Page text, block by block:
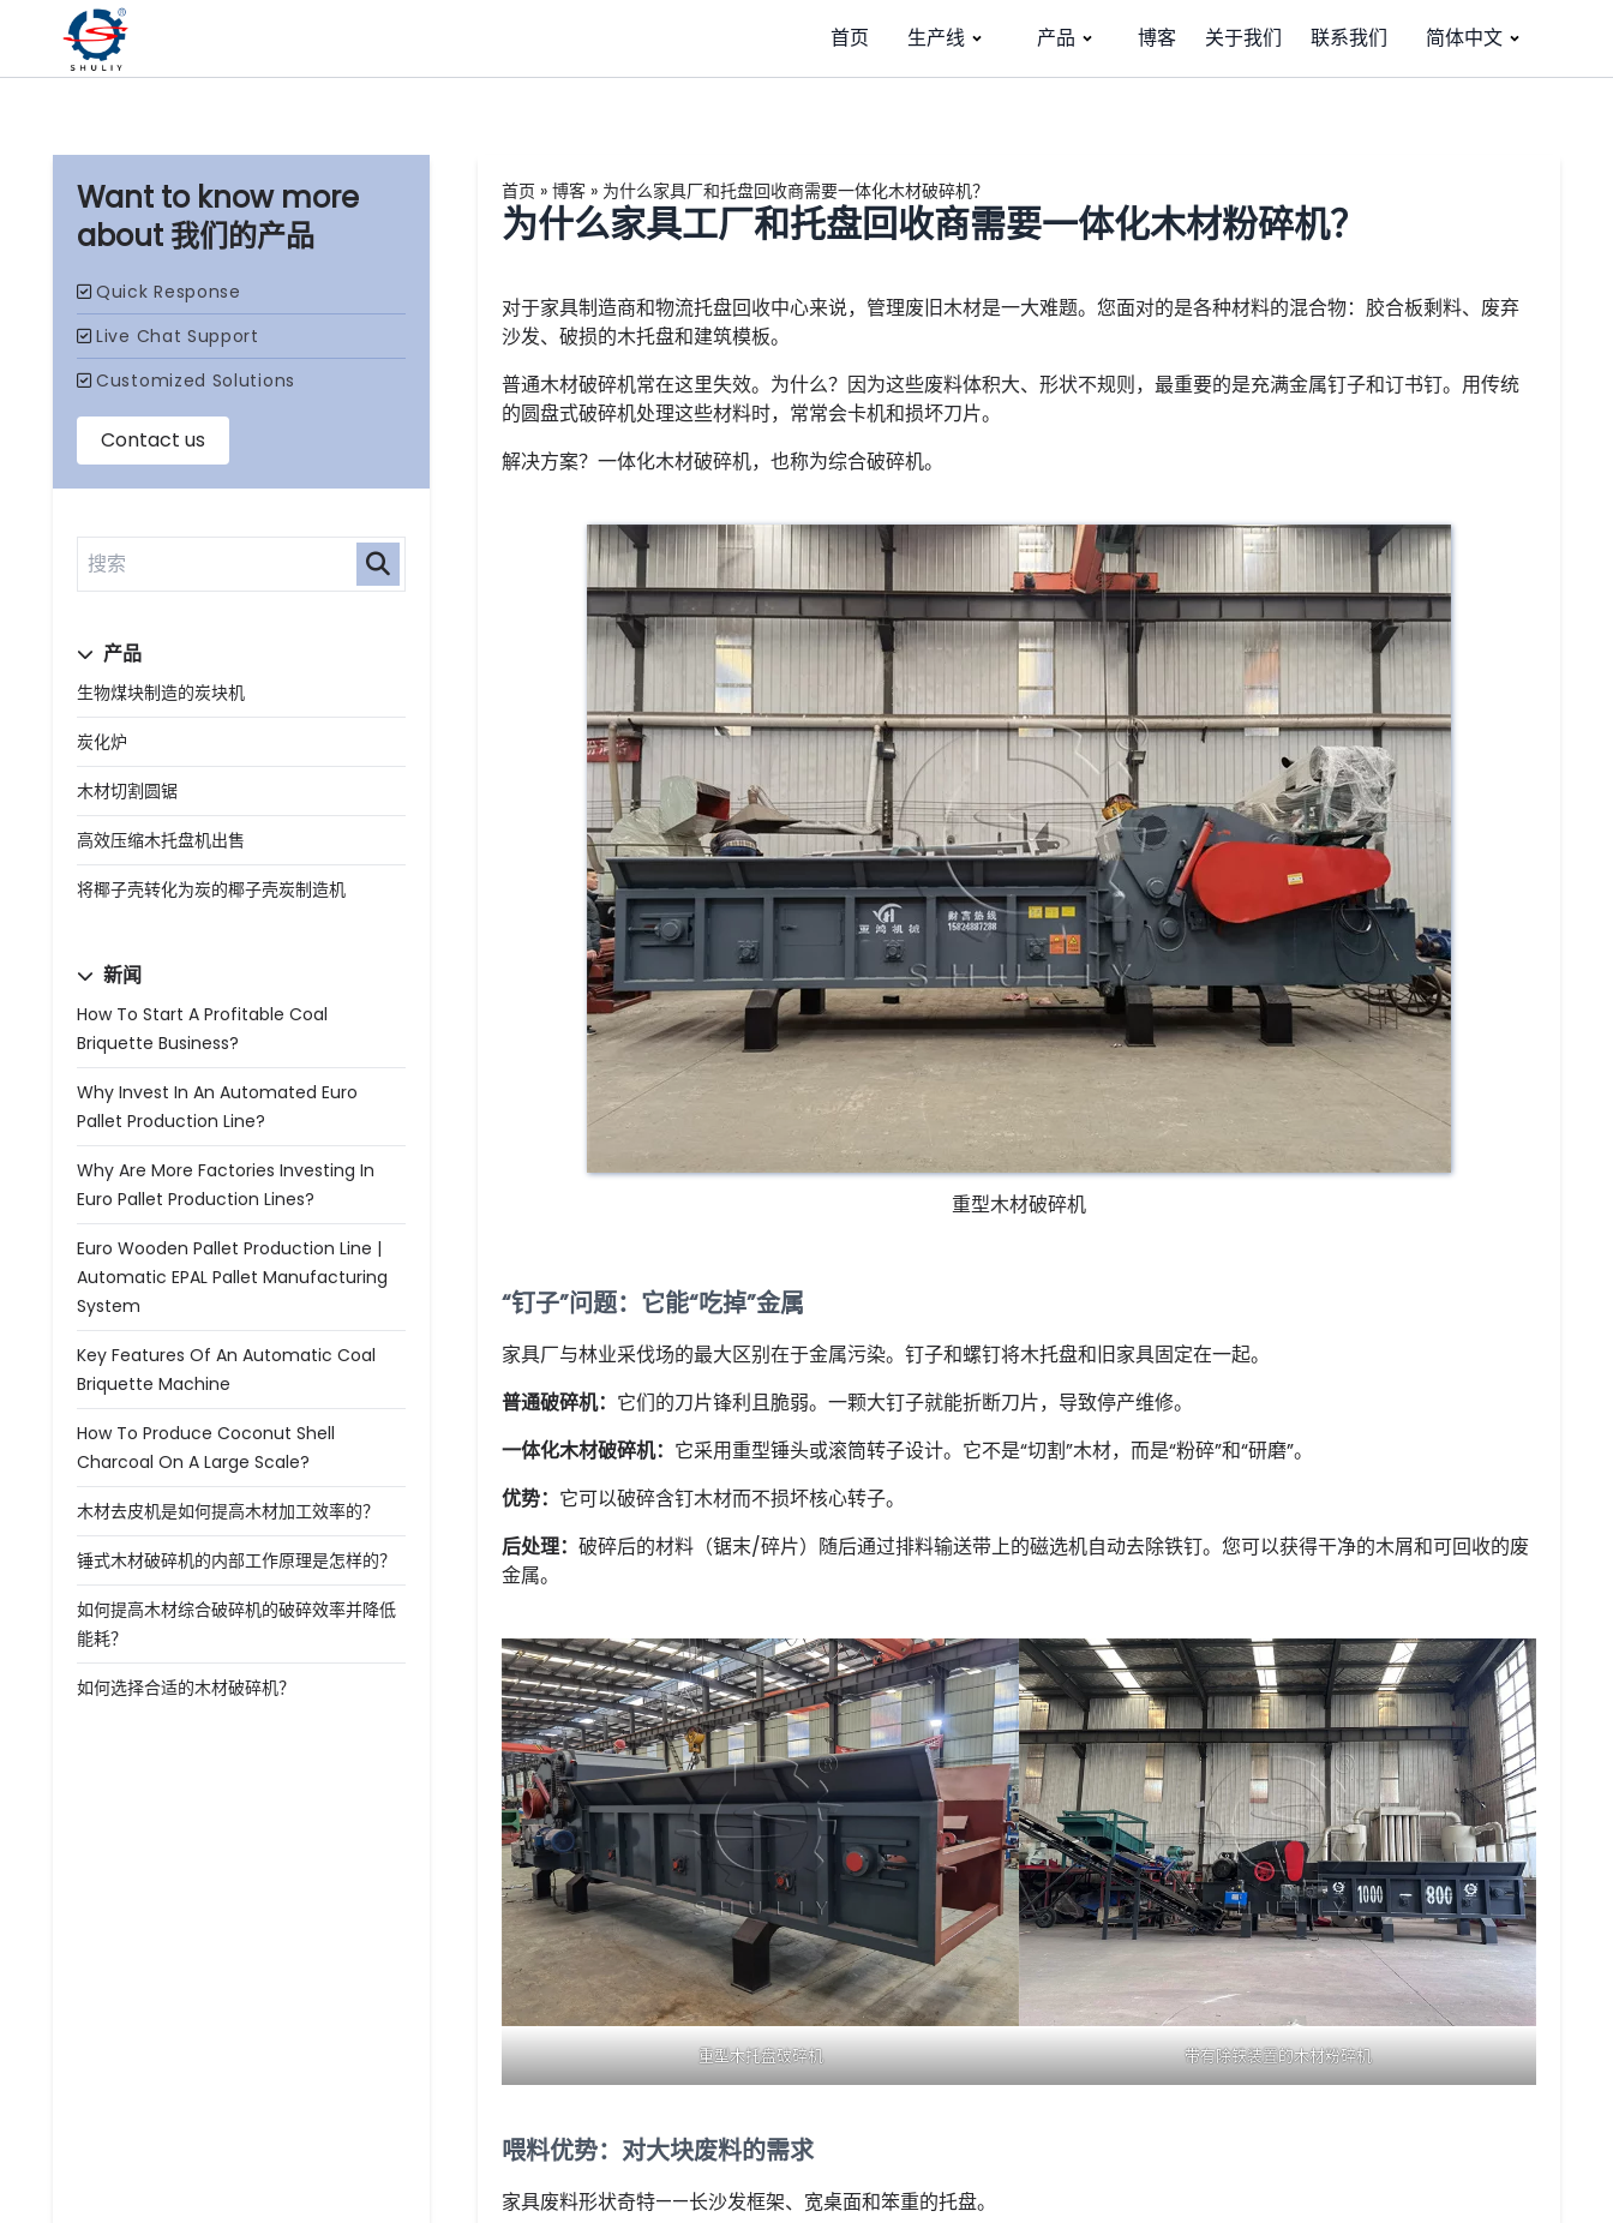
首页 生产线 产品 博客 关于我们 联系我们 简体中文
我们的产品
产品
生物煤块制造的炭块机
炭化炉
木材切割圆锯
高效压缩木托盘机出售
将椰子壳转化为炭的椰子壳炭制造机
新闻
How To Start A Profitable Coal
Briquette Business?
Why Invest In An Automated Euro
Pallet Production Line?
Why Are More Factories Investing In
Euro Pallet Production Lines?
Euro Wooden Pallet Production Line |
Automatic EPAL Pallet Manufacturing
System
Key Features Of An Automatic Coal
Briquette Machine
How To Produce Coconut Shell
Charcoal On A Large Scale?
木材去皮机是如何提高木材加工效率的？
锤式木材破碎机的内部工作原理是怎样的？
如何提高木材综合破碎机的破碎效率并降低
能耗？
如何选择合适的木材破碎机？
首页 » 博客 » 为什么家具厂和托盘回收商需要一体化木材破碎机？
为什么家具工厂和托盘回收商需要一体化木材粉碎机？
对于家具制造商和物流托盘回收中心来说，管理废旧木材是一大难题。您面对的是各种材料的混合物：胶合板剩料、废弃
沙发、破损的木托盘和建筑模板。
普通木材破碎机常在这里失效。为什么？因为这些废料体积大、形状不规则，最重要的是充满金属钉子和订书钉。用传统
的圆盘式破碎机处理这些材料时，常常会卡机和损坏刀片。
解决方案？一体化木材破碎机，也称为综合破碎机。
重型木材破碎机
“钉子”问题：它能“吃掉”金属
家具厂与林业采伐场的最大区别在于金属污染。钉子和螺钉将木托盘和旧家具固定在一起。
普通破碎机： 它们的刀片锋利且脆弱。一颗大钉子就能折断刀片，导致停产维修。
一体化木材破碎机： 它采用重型锤头或滚筒转子设计。它不是“切割”木材，而是“粉碎”和“研磨”。
优势： 它可以破碎含钉木材而不损坏核心转子。
后处理： 破碎后的材料（锯末/碎片）随后通过排料输送带上的磁选机自动去除铁钉。您可以获得干净的木屑和可回收的废
金属。
重型木托盘破碎机 带有除铁装置的木材粉碎机
喂料优势：对大块废料的需求
家具废料形状奇特——长沙发框架、宽桌面和笨重的托盘。